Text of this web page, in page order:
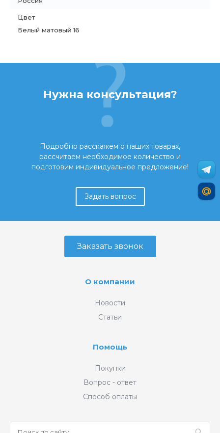
Цвет
Белый матовый 16
Нужна консультация?
Подробно расскажем о наших товарах,
рассчитаем необходимое количество и
подготовим индивидуальное предложение!
Задать вопрос
Заказать звонок
О компании
Новости
Статьи
Помощь
Покупки
Вопрос - ответ
Способ оплаты